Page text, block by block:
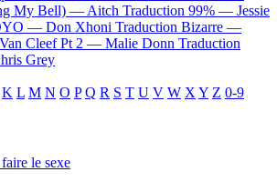
My Bell) — Aitch Traduction 99% — Jessie
— Don Xhoni Traduction Bizarre —
Cleef Pt 2 — Malie Donn Traduction
Grey
K L M N O P Q R S T U V W X Y Z 0-9
le sexe